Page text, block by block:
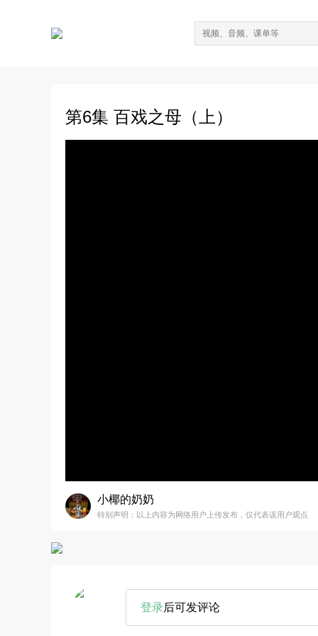
第6集 百戏之母（上）
小椰的奶奶
特别声明：以上内容为网络用户上传发布，仅代表该用户观点
登录后可发评论